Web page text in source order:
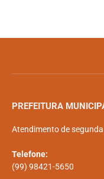
PREFEITURA
Atendimento de
Telefone:
(99) 98421-5650